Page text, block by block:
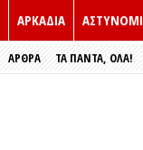
ΑΡΚΑΔΙΑ
ΑΡΘΡΑ ΤΑ ΠΑΝΤΑ, ΟΛΑ!